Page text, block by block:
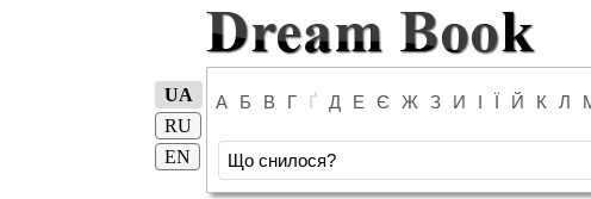
А Б В Г Ґ Д Е Є Ж З И І Ї Й К Л
UA
RU
EN